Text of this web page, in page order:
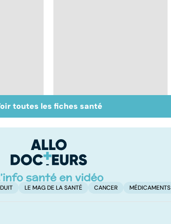
les
Inflammation des
amygdales : que faire
toutes les fiches santé
LE MAG DE LA SANTÉ CANCER MÉDICAMENTS